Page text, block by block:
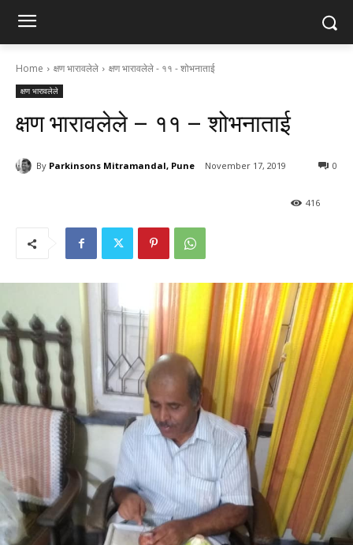
Home क्षण भारावलेले क्षण भारावलेले - ११ - शोभनाताई
क्षण भारावलेले
क्षण भारावलेले – ११ – शोभनाताई
By Parkinsons Mitramandal, Pune November 17, 2019 0
416